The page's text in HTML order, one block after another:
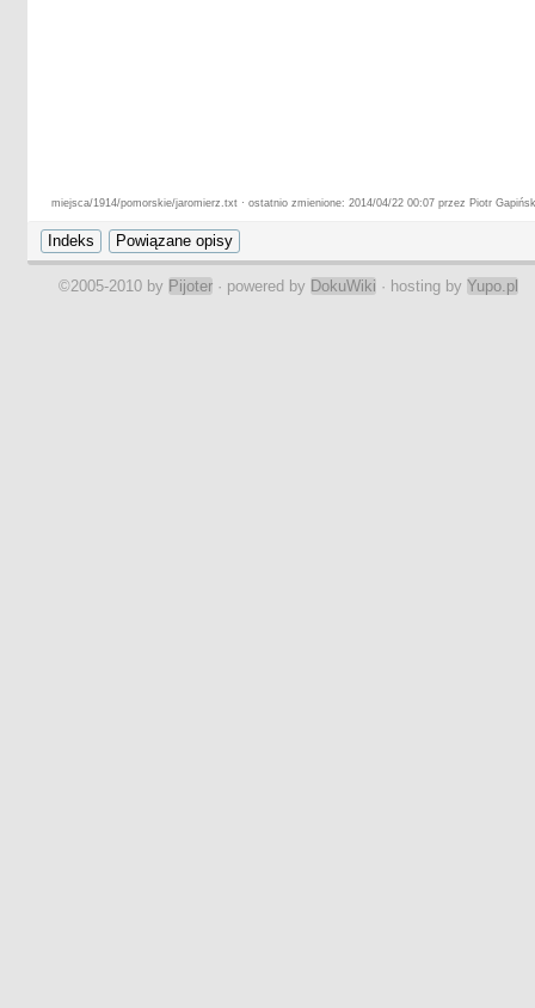
miejsca/1914/pomorskie/jaromierz.txt · ostatnio zmienione: 2014/04/22 00:07 przez Piotr
©2005-2010 by Pijoter · powered by DokuWiki · hosting by Yupo.pl